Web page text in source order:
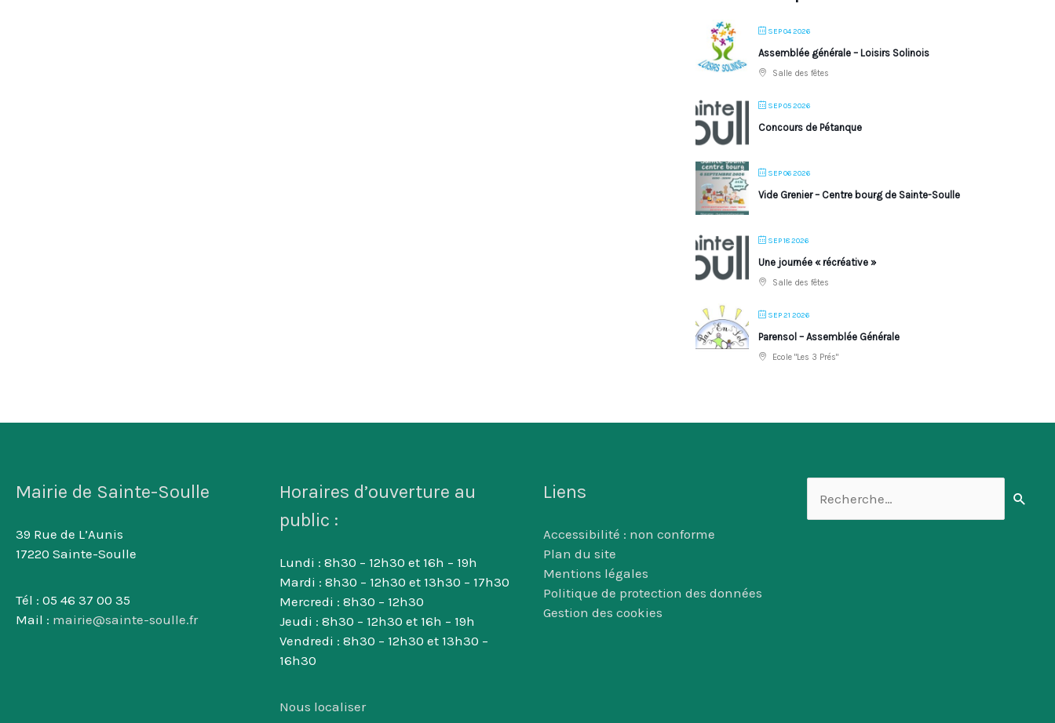
SEP 04 2026
Assemblée générale – Loisirs Solinois
Salle des fêtes
SEP 05 2026
Concours de Pétanque
SEP 06 2026
Vide Grenier – Centre bourg de Sainte-Soulle
SEP 18 2026
Une journée « récréative »
Salle des fêtes
SEP 21 2026
Parensol – Assemblée Générale
Ecole "Les 3 Prés"
Mairie de Sainte-Soulle
39 Rue de L’Aunis
17220 Sainte-Soulle
Tél : 05 46 37 00 35
Mail : mairie@sainte-soulle.fr
Horaires d’ouverture au
public :
Lundi : 8h30 – 12h30 et 16h – 19h
Mardi : 8h30 – 12h30 et 13h30 – 17h30
Mercredi : 8h30 – 12h30
Jeudi : 8h30 – 12h30 et 16h – 19h
Vendredi : 8h30 – 12h30 et 13h30 –
16h30
Nous localiser
Liens
Accessibilité : non conforme
Plan du site
Mentions légales
Politique de protection des données
Gestion des cookies